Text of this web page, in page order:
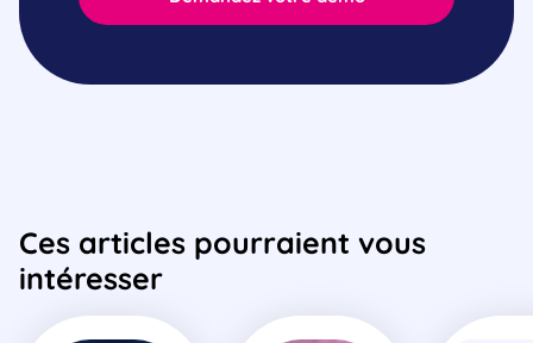
Ces articles pourraient vous
intéresser